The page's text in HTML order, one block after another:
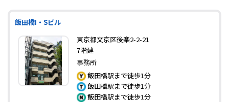
飯田橋I・Sビル
東京都文京区後楽2-2-21
7階建
事務所
飯田橋駅まで徒歩1分
飯田橋駅まで徒歩1分
飯田橋駅まで徒歩1分